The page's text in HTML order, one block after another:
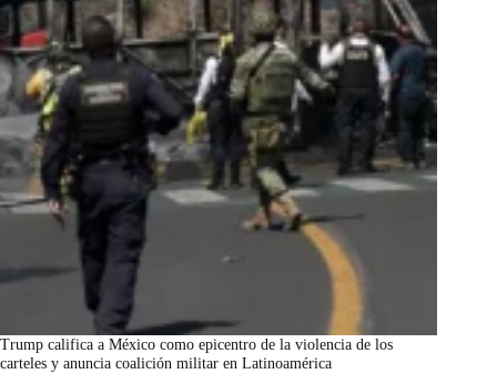
Trump califica a México como epicentro de la violencia de los
carteles y anuncia coalición militar en Latinoamérica